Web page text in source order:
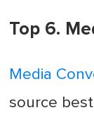
Top 6.
Media
source